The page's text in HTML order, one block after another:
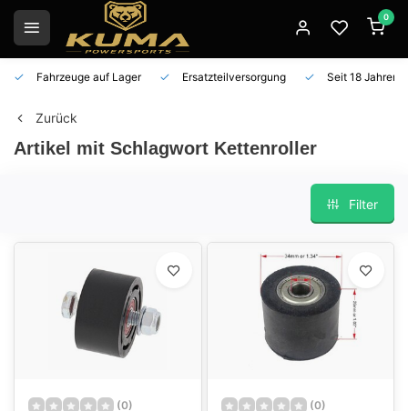
0
Fahrzeuge auf Lager Ersatzteilversorgung Seit 18 Jahren
Zurück
Artikel mit Schlagwort Kettenroller
Filter
(0) (0)